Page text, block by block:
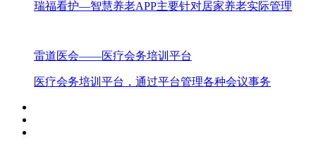
瑞福看护—智慧养老APP主要针对居家养老实际管理
雷道医会——医疗会务培训平台
医疗会务培训平台，通过平台管理各种会议事务